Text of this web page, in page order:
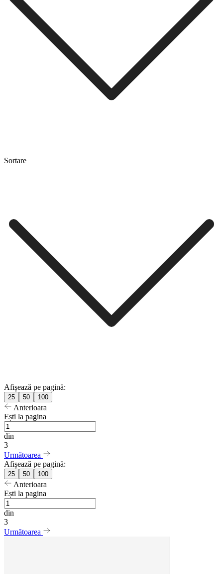
Sortare
Afișează pe pagină:
25 50 100
Anterioara
Ești la pagina
din
3
Următoarea
Afișează pe pagină:
25 50 100
Anterioara
Ești la pagina
din
3
Următoarea